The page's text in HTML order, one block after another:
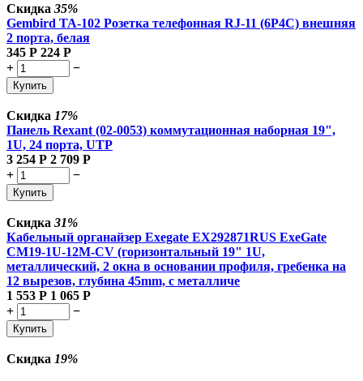
Скидка 35%
Gembird TA-102 Розетка телефонная RJ-11 (6P4C) внешняя
2 порта, белая
345 Р 224 Р
+
−
Купить
Скидка 17%
Панель Rexant (02-0053) коммутационная наборная 19",
1U, 24 порта, UTP
3 254 Р 2 709 Р
+
−
Купить
Скидка 31%
Кабельный органайзер Exegate EX292871RUS ExeGate
CM19-1U-12M-CV (горизонтальный 19" 1U,
металлический, 2 окна в основании профиля, гребенка на
12 вырезов, глубина 45mm, с металличе
1 553 Р 1 065 Р
+
−
Купить
Скидка 19%